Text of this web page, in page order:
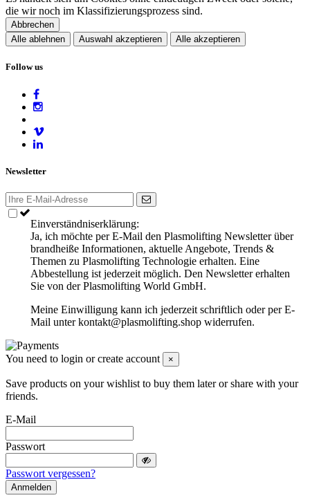
die wir noch im Klassifizierungsprozess sind.
Abbrechen
Alle ablehnen
Auswahl akzeptieren Alle akzeptieren
Follow us
Newsletter
Einverständniserklärung:
Ja, ich möchte per E-Mail den Plasmolifting Newsletter über
brandheiße Informationen, aktuelle Angebote, Trends &
Themen zu Plasmolifting Technologie erhalten. Eine
Abbestellung ist jederzeit möglich. Den Newsletter erhalten
Sie von der Plasmolifting World GmbH.
Meine Einwilligung kann ich jederzeit schriftlich oder per E-
Mail unter kontakt@plasmolifting.shop widerrufen.
You need to login or create account ×
Save products on your wishlist to buy them later or share with your
friends.
E-Mail
Passwort
Passwort vergessen?
Anmelden